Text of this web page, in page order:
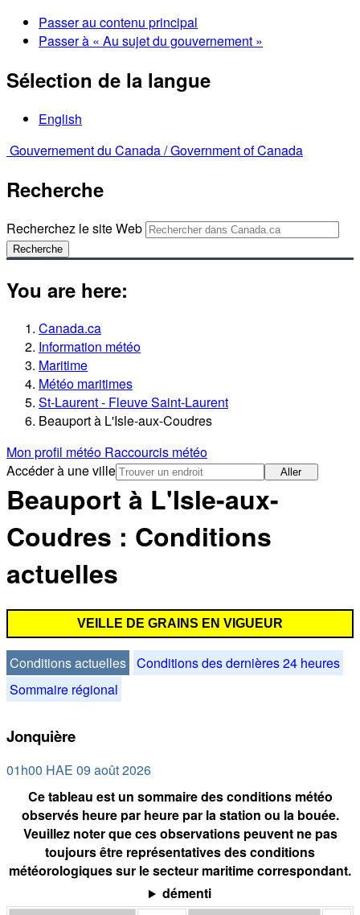
Passer au contenu principal
Passer à « Au sujet du gouvernement »
Sélection de la langue
English
Gouvernement du Canada /Government of Canada
Recherche
Recherchez le site Web
Recherche
You are here:
Canada.ca
Information météo
Maritime
Météo maritimes
St-Laurent - Fleuve Saint-Laurent
Beauport à L'Isle-aux-Coudres
Mon profil météo Raccourcis météo
Accéder à une ville
Aller
Beauport à L'Isle-aux-
Coudres : Conditions
actuelles
VEILLE DE GRAINS EN VIGUEUR
Conditions actuelles Conditions des dernières 24 heures
Sommaire régional
Jonquière
01h00 HAE 09 août 2026
Ce tableau est un sommaire des conditions météo
observés heure par heure par la station ou la bouée.
Veuillez noter que ces observations peuvent ne pas
toujours être représentatives des conditions
météorologiques sur le secteur maritime correspondant.
démenti